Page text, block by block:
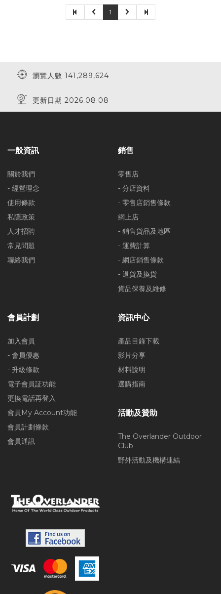
1
瀏覽人數 141,289,624
更新日期 2026.08.08
一般資訊
關於我們
- 經營理念
使用條款
私隱政策
人才招聘
常見問題
聯絡我們
銷售
零售店
- 分店資料
- 零售店銷售條款
網上店
- 銷售貨品及地區
- 運費計算
- 網店銷售條款
- 退貨及換貨
貨品保養及維修
會員計劃
加入會員
- 會員優惠
- 升級條款
電子會員証功能
更換電話再登入
會員My Account功能
會員計劃條款
會員通訊
資訊中心
產品目錄下載
影片分享
材料說明
選購指南
活動及贊助
The Overlander Outdoor
Club
野外活動及機構連結